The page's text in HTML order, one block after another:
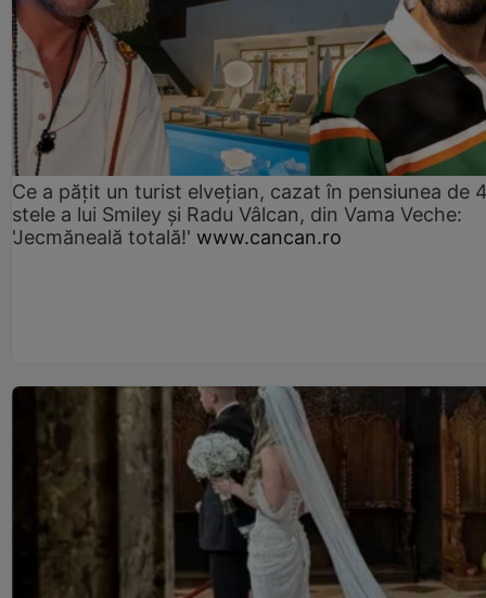
Ce a pățit un turist elvețian, cazat în pensiunea de
stele a lui Smiley și Radu Vâlcan, din Vama Veche:
'Jecmăneală totală!' www.cancan.ro